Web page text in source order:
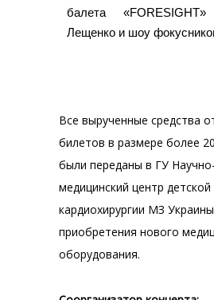
балета
Лещенко и шоу
Все вырученные средства
билетов в размере более
были переданы в ГУ
медицинский центр
кардиохирургии МЗ
приобретения нового
оборудования.